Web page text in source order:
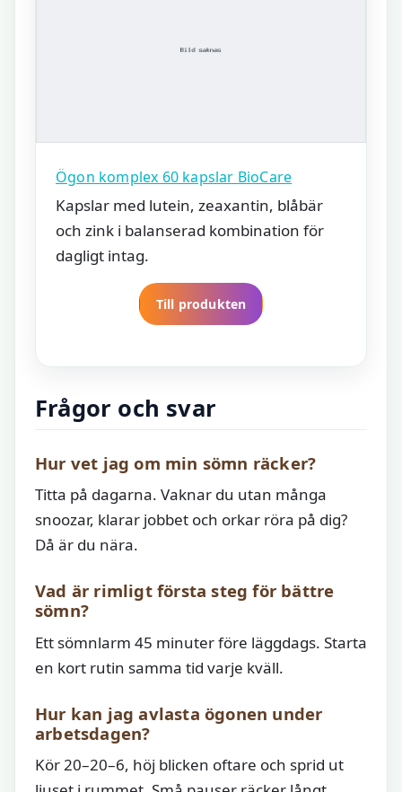
Ögon komplex 60 kapslar BioCare
Kapslar med lutein, zeaxantin, blåbär
och zink i balanserad kombination för
dagligt intag.
Till produkten
Frågor och svar
Hur vet jag om min sömn räcker?
Titta på dagarna. Vaknar du utan många
snoozar, klarar jobbet och orkar röra på dig?
Då är du nära.
Vad är rimligt första steg för bättre
sömn?
Ett sömnlarm 45 minuter före läggdags. Starta
en kort rutin samma tid varje kväll.
Hur kan jag avlasta ögonen under
arbetsdagen?
Kör 20–20–6, höj blicken oftare och sprid ut